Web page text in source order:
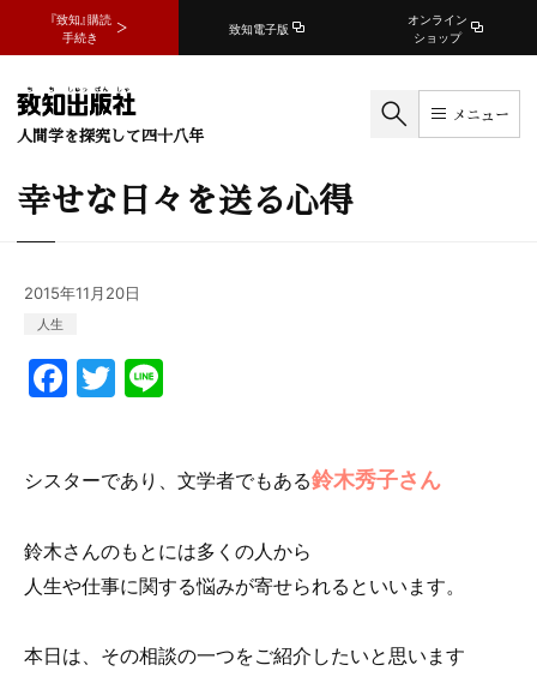
『致知』購読
手続き
致知電子版
オンライン
ショップ
人間学を探究して四十八年
メニュー
幸せな日々を送る心得
2015年11月20日
人生
F
a
e
b
o
o
k
T
w
er
e
シスターであり、文学者でもある鈴木秀子さん
鈴木さんのもとには多くの人から
人生や仕事に関する悩みが寄せられるといいます。
本日は、その相談の一つをご紹介したいと思います